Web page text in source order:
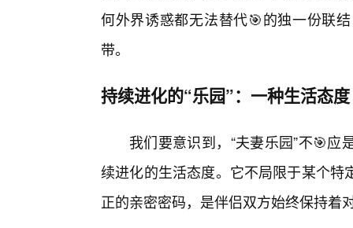
何外界诱惑都无法替代🎯的独一份联
带。
持续进化的“乐园”：一种生活态度
我们要意识到，“夫妻乐园”不🎯
续进化的生活态度。它不局限于某个
正的亲密密码，是伴侣双方始终保持着